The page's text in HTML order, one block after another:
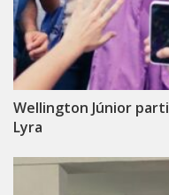
Wellington Júnior
Lyra